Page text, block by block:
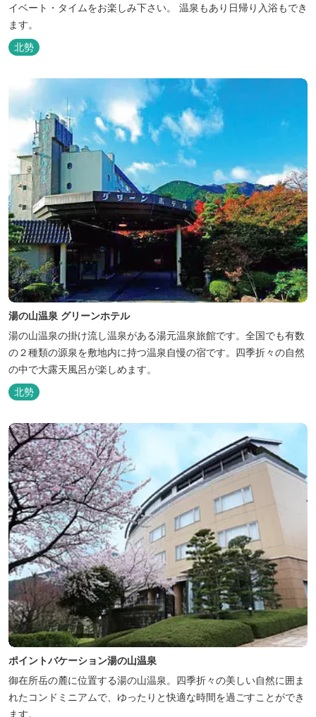
イベート・タイムをお楽しみ下さい。 温泉もあり日帰り入浴もでき
ます。
北勢
湯の山温泉 グリーンホテル
湯の山温泉の掛け流し温泉がある湯元温泉旅館です。全国でも有数
の２種類の源泉を敷地内に持つ温泉自慢の宿です。四季折々の自然
の中で大露天風呂が楽しめます。
北勢
ポイントバケーション湯の山温泉
御在所岳の麓に位置する湯の山温泉。四季折々の美しい自然に囲ま
れたコンドミニアムで、ゆったりと快適な時間を過ごすことができ
ます。